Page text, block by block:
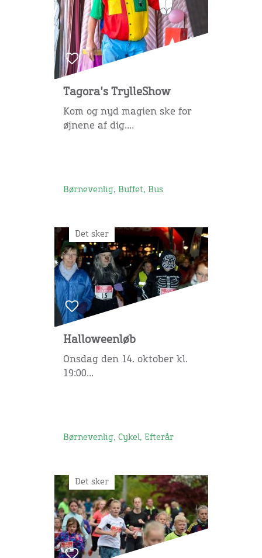
Tagora's TrylleShow
Kom og nyd magien ske for
øjnene af dig....
Børnevenlig, Buffet, Bus
Det sker
Halloweenløb
Onsdag den 14. oktober kl.
19:00...
Børnevenlig, Cykel, Efterår
Det sker